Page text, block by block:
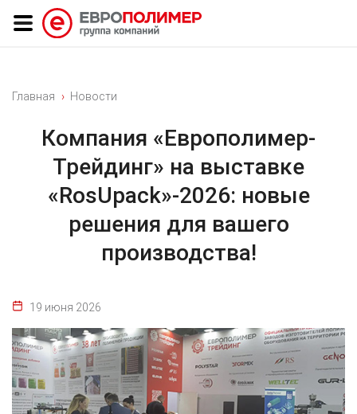
Главная Новости
Компания «Европолимер-
Трейдинг» на выставке
«RosUpack»-2026: новые
решения для вашего
производства!
19 июня 2026